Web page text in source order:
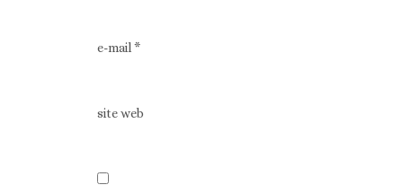
e-mail*
site web